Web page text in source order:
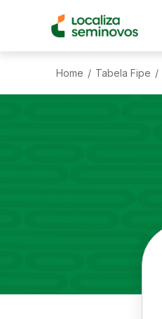
Home / Tabela Fipe /